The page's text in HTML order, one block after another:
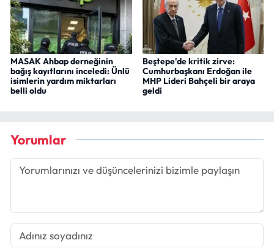
MASAK Ahbap derneğinin
bağış kayıtlarını inceledi: Ünlü
isimlerin yardım miktarları
belli oldu
Beştepe'de kritik zirve:
Cumhurbaşkanı Erdoğan ile
MHP Lideri Bahçeli bir araya
geldi
Yorumlar